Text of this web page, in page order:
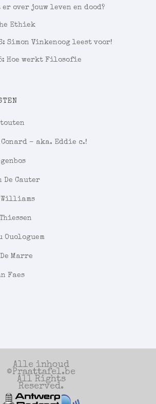
over jouw leven en dood?
Ethiek
Simon Vinkenoog leest voor!
Hoe werkt Filosofie
– aka. Eddie c.!
De Cauter
Ouologuem
Marre
Faes
Alle inhoud
©Praattafel.be
All Rights
Reserved.